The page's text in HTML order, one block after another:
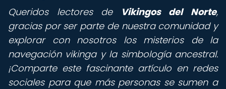
Queridos lectores de Vikingos del Norte,
gracias por ser parte de nuestra comunidad y
explorar con nosotros los misterios de la
navegación vikinga y la simbología ancestral.
¡Comparte este fascinante artículo en redes
sociales para que más personas se sumen a